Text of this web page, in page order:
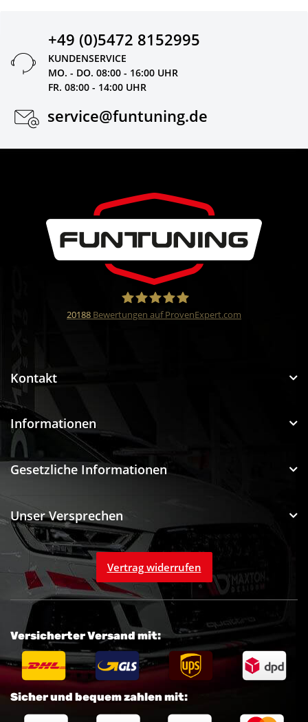
+49 (0)5472 8152995
KUNDENSERVICE
MO. - DO. 08:00 - 16:00 UHR
FR. 08:00 - 14:00 UHR
service@funtuning.de
20188 Bewertungen auf ProvenExpert.com
Kontakt
Informationen
Gesetzliche Informationen
Unser Versprechen
Vertrag widerrufen
Sicher und bequem zahlen mit:
Versicherter Versand mit: